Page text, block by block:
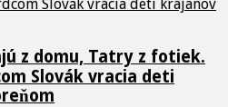
z domu, Tatry z fotiek.
Slovák vracia deti